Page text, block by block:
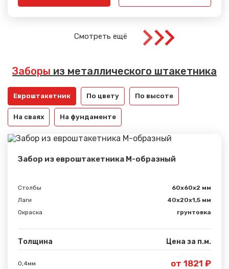
Смотреть ещё
Заборы из металлического штакетника
Евроштакетник По цвету По высоте
На сваях На фундаменте
Забор из евроштакетника М-образный
Столбы
60х60х2 мм
Лаги
40х20х1,5 мм
Окраска
грунтовка
Толщина Цена за п.м.
0,4мм от 1821 ₽